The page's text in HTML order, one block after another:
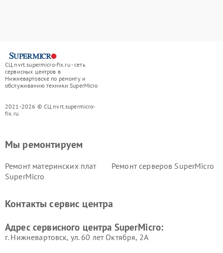
СЦ nvrt.supermicro-fix.ru - сеть
сервисных центров в
Нижневартовске по ремонту и
обслуживанию техники SuperMicro
2021-2026 © СЦ nvrt.supermicro-
fix.ru
Мы ремонтируем
Ремонт материнских плат
SuperMicro
Ремонт серверов SuperMicro
Контакты сервис центра
Адрес сервисного центра SuperMicro:
г. Нижневартовск, ул. 60 лет Октября, 2А